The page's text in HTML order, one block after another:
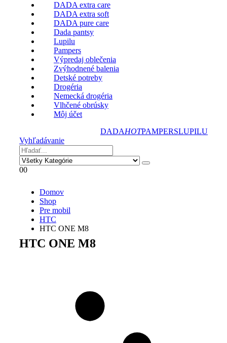
DADA extra care
DADA extra soft
DADA pure care
Dada pantsy
Lupilu
Pampers
Výpredaj oblečenia
Zvýhodnené balenia
Detské potreby
Drogéria
Nemecká drogéria
Vlhčené obrúsky
Môj účet
DADAHOTPAMPERSLUPILU
Vyhľadávanie
00
Domov
Shop
Pre mobil
HTC
HTC ONE M8
HTC ONE M8